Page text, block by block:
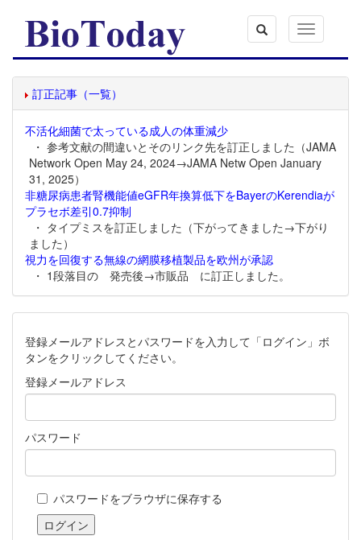
Toggle
navigation
訂正記事（一覧）
不活化細菌で太っている成人の体重減少
・ 参考文献の間違いとそのリンク先を訂正しました（JAMA
Network Open May 24, 2024→JAMA Netw Open January
31, 2025）
非糖尿病患者腎機能値eGFR年換算低下をBayerのKerendiaが
プラセボ差引0.7抑制
・ タイプミスを訂正しました（下がってきました→下がり
ました）
視力を回復する無線の網膜移植製品を欧州が承認
・ 1段落目の 発売後→市販品 に訂正しました。
登録メールアドレスとパスワードを入力して「ログイン」ボ
タンをクリックしてください。
登録メールアドレス
パスワード
パスワードをブラウザに保存する